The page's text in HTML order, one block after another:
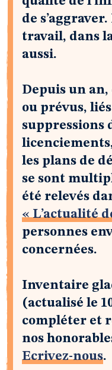
de
travail, dans
aussi.
Depuis un an,
ou prévus,
suppressions
les plans de
se sont
été relevés
« L’actualité
personnes
concernées.
Inventaire
(actualisé le
compléter et
nos
Ecrivez-nous.